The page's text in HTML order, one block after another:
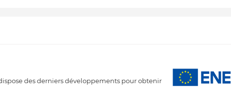
des derniers développements pour obtenir